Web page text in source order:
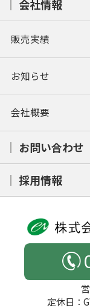
会社情報
販売実績
お知らせ
会社概要
お問い合わせ
採用情報
定休日：